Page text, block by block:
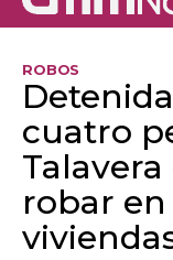
ROBOS
cuatro
robar